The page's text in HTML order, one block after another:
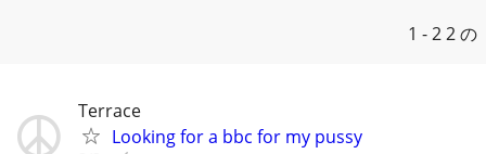
1 - 22 の
Terrace
Looking for a bbc for my pussy